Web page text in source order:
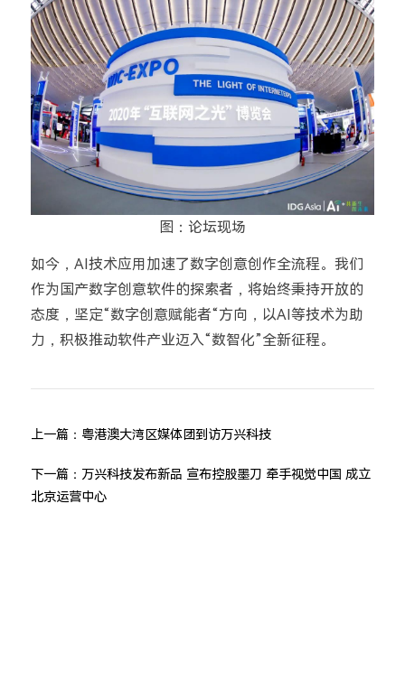
图：论坛现场
如今，AI技术应用加速了数字创意创作全流程。我们
作为国产数字创意软件的探索者，将始终秉持开放的
态度，坚定“数字创意赋能者“方向，以AI等技术为助
力，积极推动软件产业迈入“数智化”全新征程。
上一篇： 粤港澳大湾区媒体团到访万兴科技
下一篇： 万兴科技发布新品 宣布控股墨刀 牵手视觉中国 成立
北京运营中心